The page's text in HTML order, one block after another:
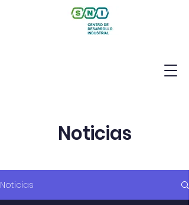
Noticias
Noticias